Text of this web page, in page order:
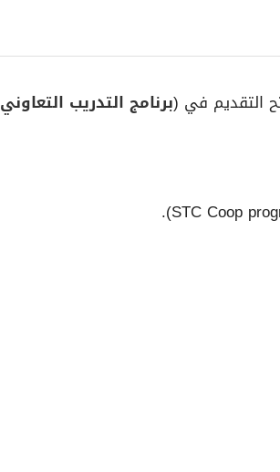
التقديم في (برنامج التدريب التعاوني 2021م